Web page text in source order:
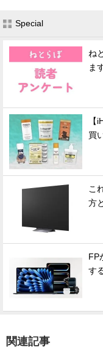
Special
ね
ま
【
買
こ
方
FP
す
関連記事